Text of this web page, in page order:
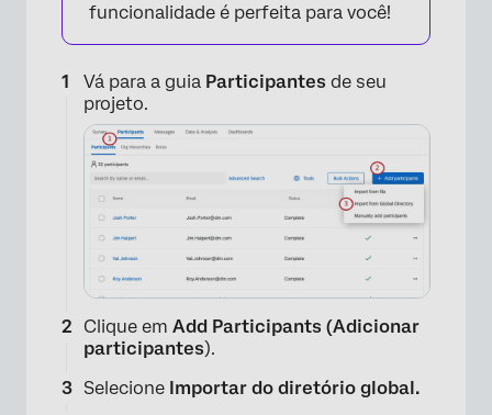
funcionalidade é perfeita para você!
Vá para a guia Participantes de seu
projeto.
Clique em Add Participants (Adicionar
participantes).
Selecione Importar do diretório global.